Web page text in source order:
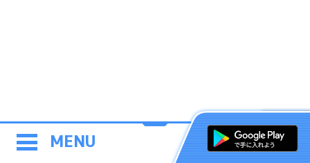
MENU